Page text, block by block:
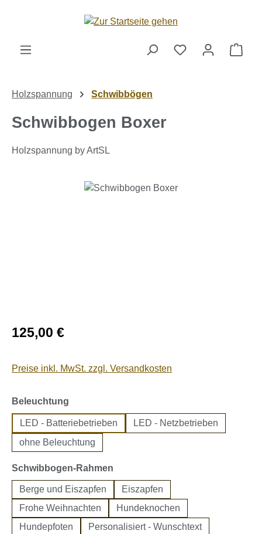
Zum Hauptinhalt springen
Holzspannung Schwibbögen
Schwibbogen Boxer
Holzspannung by ArtSL
Bildergalerie überspringen
Regulärer Preis:
125,00 €
Preise inkl. MwSt. zzgl. Versandkosten
Beleuchtung
LED - Batteriebetrieben
LED - Netzbetrieben
ohne Beleuchtung
Schwibbogen-Rahmen
Berge und Eiszapfen
Eiszapfen
Frohe Weihnachten
Hundeknochen
Hundepfoten
Personalisiert - Wunschtext